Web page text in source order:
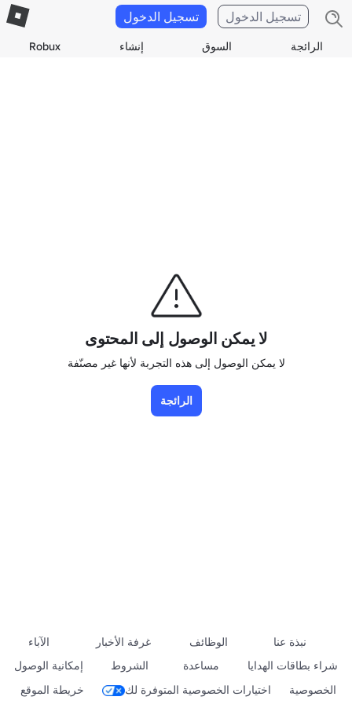
الرائجة السوق إنشاء Robux
تسجيل الدخول تسجيل الدخول
لا يمكن الوصول إلى المحتوى
لا يمكن الوصول إلى هذه التجربة لأنها غير مصنّفة
الرائجة
نبذة عنا الوظائف غرفة الأخبار
الآباء
شراء بطاقات الهدايا
مساعدة الشروط
إمكانية الوصول
الخصوصية
اختيارات الخصوصية المتوفرة لك خريطة الموقع